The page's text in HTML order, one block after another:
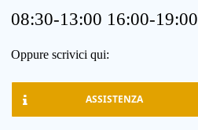
08:30-13:00 16:00-19:00
Oppure scrivici qui:
ASSISTENZA